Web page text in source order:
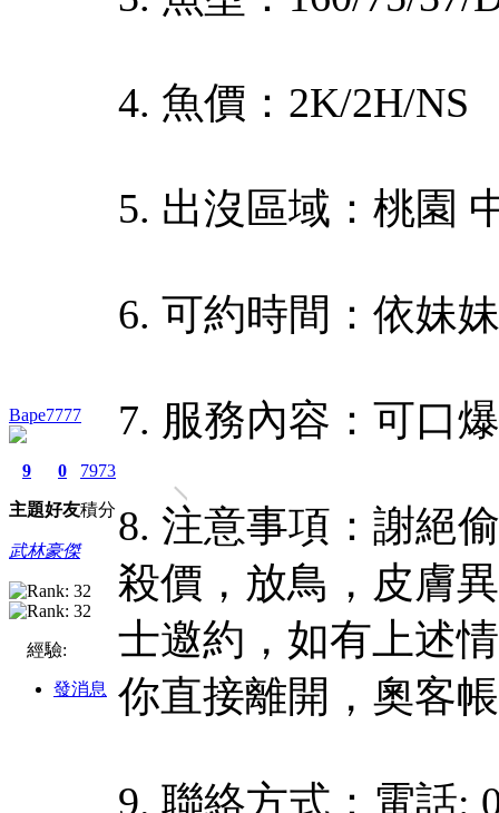
Bape7777
9
主題
0
好友
7973
積分
武林豪傑
經驗:
發消息
4. 魚價：2K/2H/NS
5. 出沒區域：桃園
6. 可約時間：依妹
7. 服務內容：可口
8. 注意事項：謝絕
殺價，放鳥，皮膚
士邀約，如有上述
你直接離開，奧客
9. 聯絡方式：電話: